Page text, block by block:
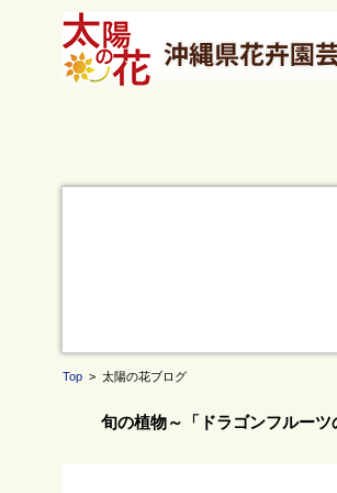
Top > 太陽の花ブログ
旬の植物～「ドラゴンフルーツ